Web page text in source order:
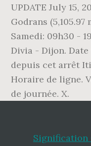
UPDATE July 15,
Godrans (5,105.97
Samedi: 09h30 -
Divia - Dijon.
depuis cet arrêt
Horaire de ligne.
de journée. X.
Signification